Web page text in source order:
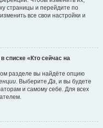
страницы и перейдите по
все свои настройки и
списке «Кто сейчас на
разделе вы найдёте опцию
. ВыберитеДа, и вы будете
и самому себе. Для всех